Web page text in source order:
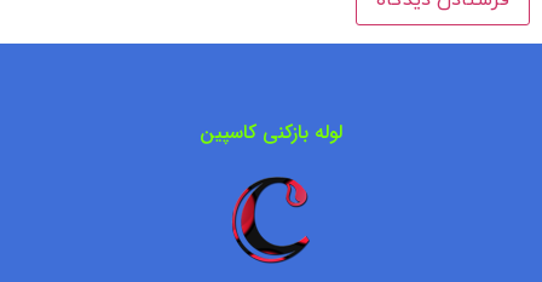
لوله بازکنی کاسپین